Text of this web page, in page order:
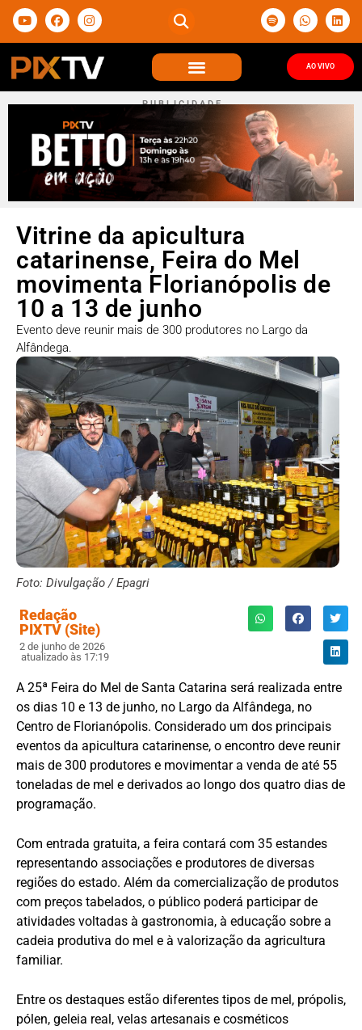
AO VIVO
P U B L I C I D A D E
Vitrine da apicultura
catarinense, Feira do Mel
movimenta Florianópolis de
10 a 13 de junho
Evento deve reunir mais de 300 produtores no Largo da
Alfândega.
Foto: Divulgação / Epagri
Redação
PIXTV (Site)
2 de junho de 2026
atualizado às 17:19
A 25ª Feira do Mel de Santa Catarina será realizada entre
os dias 10 e 13 de junho, no Largo da Alfândega, no
Centro de Florianópolis. Considerado um dos principais
eventos da apicultura catarinense, o encontro deve reunir
mais de 300 produtores e movimentar a venda de até 55
toneladas de mel e derivados ao longo dos quatro dias de
programação.
Com entrada gratuita, a feira contará com 35 estandes
representando associações e produtores de diversas
regiões do estado. Além da comercialização de produtos
com preços tabelados, o público poderá participar de
atividades voltadas à gastronomia, à educação sobre a
cadeia produtiva do mel e à valorização da agricultura
familiar.
Entre os destaques estão diferentes tipos de mel, própolis,
pólen, geleia real, velas artesanais e cosméticos